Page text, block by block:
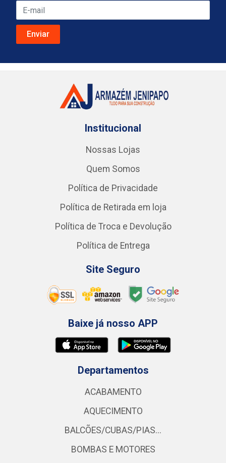
Institucional
Nossas Lojas
Quem Somos
Política de Privacidade
Política de Retirada em loja
Política de Troca e Devolução
Política de Entrega
Site Seguro
Baixe já nosso APP
Departamentos
ACABAMENTO
AQUECIMENTO
BALCÕES/CUBAS/PIAS...
BOMBAS E MOTORES